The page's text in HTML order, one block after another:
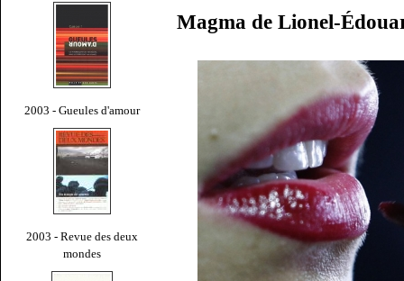
2003 - Gueules d'amour
2003 - Revue des deux
mondes
Magma de Lionel-